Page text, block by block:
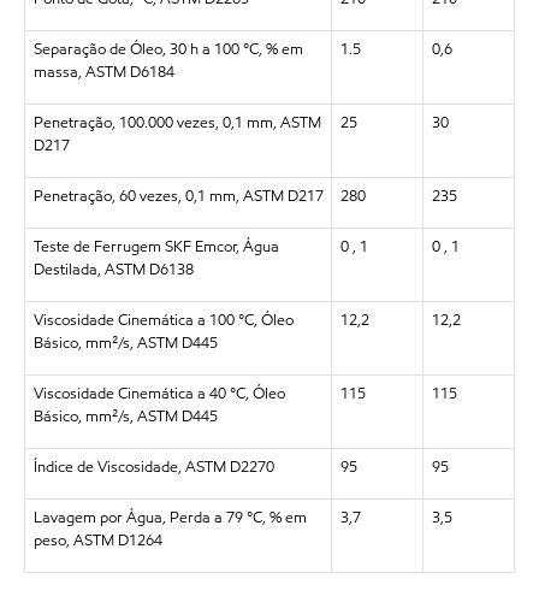
Separação de Óleo, 30 h a 100 °C, % em
massa, ASTM D6184
1.5 0,6
Penetração, 100.000 vezes, 0,1 mm, ASTM
D217
25 30
Penetração, 60 vezes, 0,1 mm, ASTM D217 280 235
Teste de Ferrugem SKF Emcor, Água
Destilada, ASTM D6138
0 , 1 0 , 1
Viscosidade Cinemática a 100 °C, Óleo
Básico, mm²/s, ASTM D445
12,2 12,2
Viscosidade Cinemática a 40 °C, Óleo
Básico, mm²/s, ASTM D445
115 115
Índice de Viscosidade, ASTM D2270 95 95
Lavagem por Água, Perda a 79 °C, % em
peso, ASTM D1264
3,7 3,5